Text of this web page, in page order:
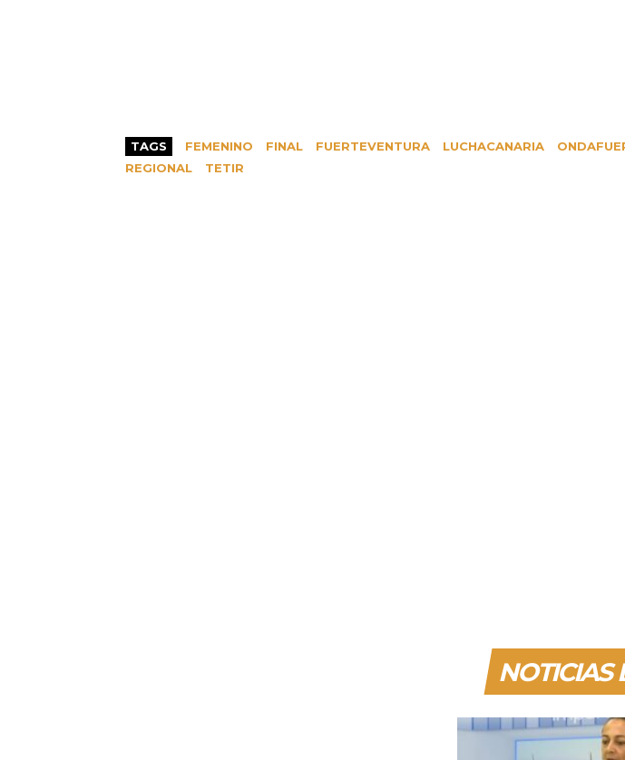
TAGS FEMENINO FINAL FUERTEVENTURA LUCHACANARIA
REGIONAL
TETIR
NOTICIAS